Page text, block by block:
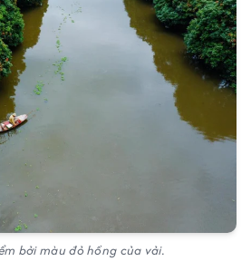
bởi màu đỏ hồng của vải.